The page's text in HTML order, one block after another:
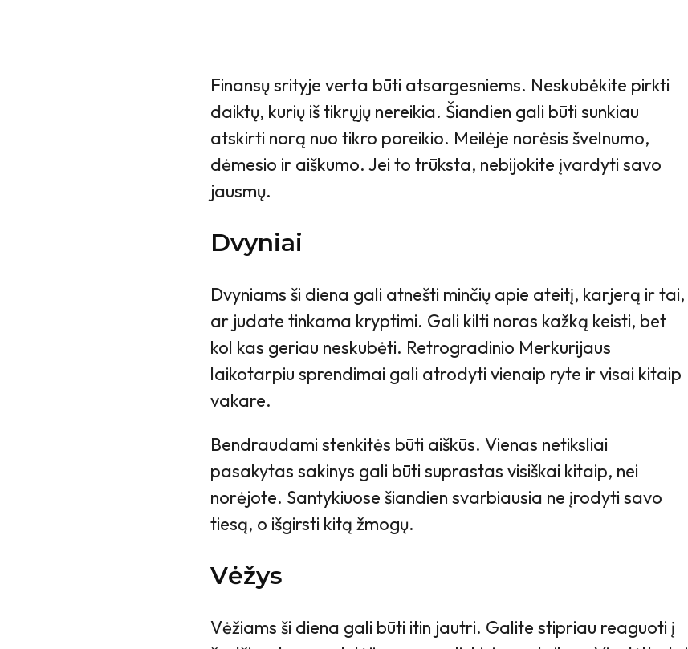
Finansų srityje verta būti atsargesniems. Neskubėkite pirkti
daiktų, kurių iš tikrųjų nereikia. Šiandien gali būti sunkiau
atskirti norą nuo tikro poreikio. Meilėje norėsis švelnumo,
dėmesio ir aiškumo. Jei to trūksta, nebijokite įvardyti savo
jausmų.
Dvyniai
Dvyniams ši diena gali atnešti minčių apie ateitį, karjerą ir tai,
ar judate tinkama kryptimi. Gali kilti noras kažką keisti, bet
kol kas geriau neskubėti. Retrogradinio Merkurijaus
laikotarpiu sprendimai gali atrodyti vienaip ryte ir visai kitaip
vakare.
Bendraudami stenkitės būti aiškūs. Vienas netiksliai
pasakytas sakinys gali būti suprastas visiškai kitaip, nei
norėjote. Santykiuose šiandien svarbiausia ne įrodyti savo
tiesą, o išgirsti kitą žmogų.
Vėžys
Vėžiams ši diena gali būti itin jautri. Galite stipriau reaguoti į